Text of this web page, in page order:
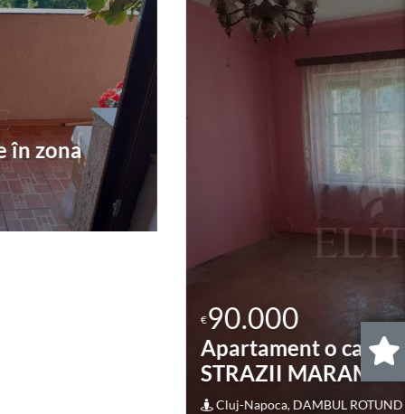
Apartament o camera în zona
STRAZII MARAMURESULUI
Cluj-Napoca, DAMBUL ROTUND (STRAZII